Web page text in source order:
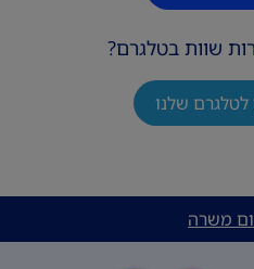
שוות בטלגרם?
שלנו
משרה